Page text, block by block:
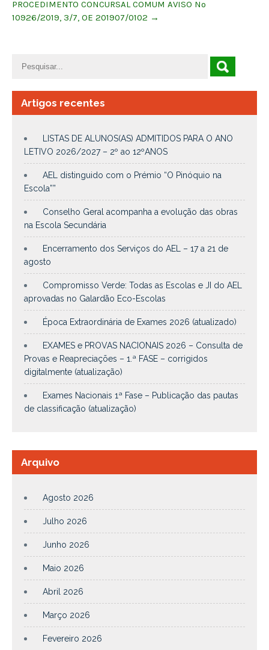
PROCEDIMENTO CONCURSAL COMUM AVISO Nº
10926/2019, 3/7, OE 201907/0102 →
Artigos recentes
LISTAS DE ALUNOS(AS) ADMITIDOS PARA O ANO
LETIVO 2026/2027 – 2º ao 12ºANOS
AEL distinguido com o Prémio “O Pinóquio na
Escola””
Conselho Geral acompanha a evolução das obras
na Escola Secundária
Encerramento dos Serviços do AEL – 17 a 21 de
agosto
Compromisso Verde: Todas as Escolas e JI do AEL
aprovadas no Galardão Eco-Escolas
Época Extraordinária de Exames 2026 (atualizado)
EXAMES e PROVAS NACIONAIS 2026 – Consulta de
Provas e Reapreciações – 1.ª FASE – corrigidos
digitalmente (atualização)
Exames Nacionais 1ª Fase – Publicação das pautas
de classificação (atualização)
Arquivo
Agosto 2026
Julho 2026
Junho 2026
Maio 2026
Abril 2026
Março 2026
Fevereiro 2026